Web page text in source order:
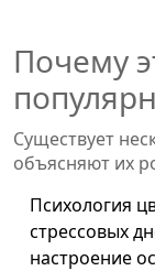
Почему
Существует
объясняют их
Психология
стрессовых
настроение